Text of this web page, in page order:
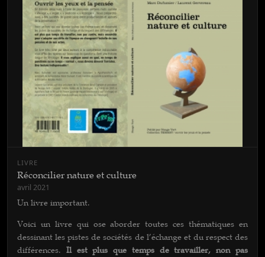
LIVRE
Réconcilier nature et culture
avril 2021
Un livre important.
Voici un livre qui ose aborder toutes ces thématiques en
dessinant les pistes de sociétés de l’échange et du respect des
différences. Il est plus que temps de travailler, non pas